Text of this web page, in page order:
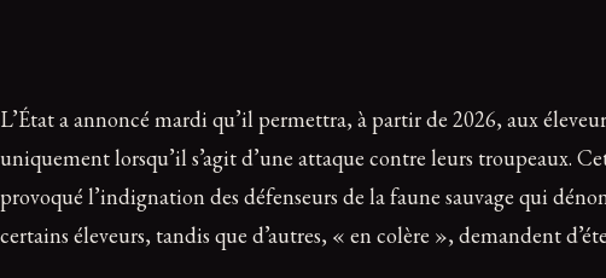
L’État a annoncé mardi qu’il permettra, à partir de 2026, aux
uniquement lorsqu’il s’agit d’une attaque contre leurs troupeaux.
provoqué l’indignation des défenseurs de la faune sauvage qui
certains éleveurs, tandis que d’autres, « en colère », demandent